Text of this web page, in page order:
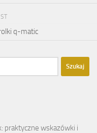
q-matic
praktyczne wskazówki i